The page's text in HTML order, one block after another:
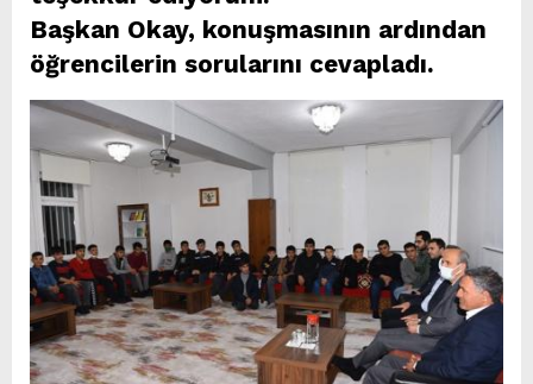
Başkan Okay, konuşmasının ardından
öğrencilerin sorularını cevapladı.